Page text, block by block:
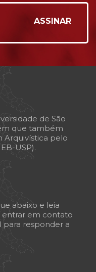
de São
que também
Arquivística pelo
USP).
abaixo e leia
entrar em contato
para responder a